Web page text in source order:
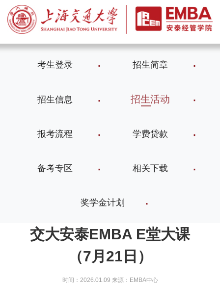
考生登录 招生简章
招生信息 招生活动
报考流程 学费贷款
备考专区 相关下载
奖学金计划
交大安泰EMBA E堂大课
（7月21日）
时间：2026.01.09 来源：EMBA中心